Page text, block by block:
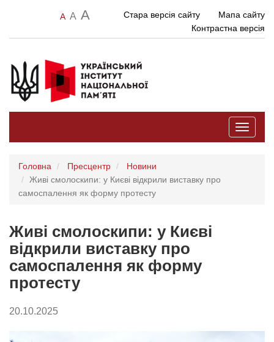
A A A Стара версія сайту
Мапа сайту
Контрастна версія
Toggle
Головна Пресцентр
Новини
Живі смолоскипи: у Києві відкрили виставку про
самоспалення як форму протесту
Живі смолоскипи: у Києві
відкрили виставку про
самоспалення як форму
протесту
20.10.2025